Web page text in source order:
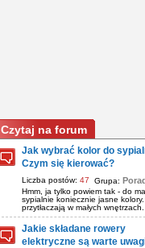
Czytaj na forum
Jak wybrać kolor do
Czym się kierować?
Liczba postów: 47 Grupa:
Hmm, ja tylko powiem tak - do
sypialnie koniecznie jasne
przytłaczają w małych wnętrzach.
Jakie składane rowery
elektryczne są warte